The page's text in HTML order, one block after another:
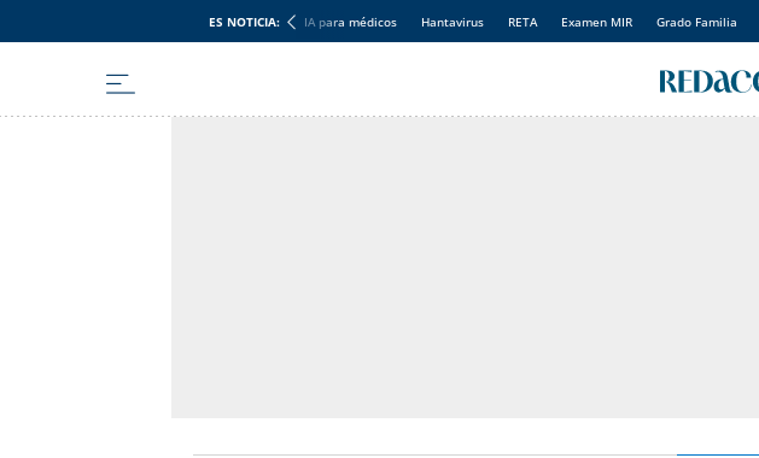
ES NOTICIA: IA para médicos Hantavirus RETA Examen MIR Grado Familia